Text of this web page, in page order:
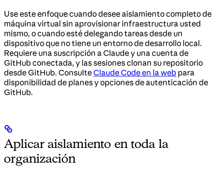
Use este enfoque cuando desee aislamiento completo de
máquina virtual sin aprovisionar infraestructura usted
mismo, o cuando esté delegando tareas desde un
dispositivo que no tiene un entorno de desarrollo local.
Requiere una suscripción a Claude y una cuenta de
GitHub conectada, y las sesiones clonan su repositorio
desde GitHub. ConsulteClaude Code en la web para
disponibilidad de planes y opciones de autenticación de
GitHub.
Aplicar aislamiento en toda la
organización